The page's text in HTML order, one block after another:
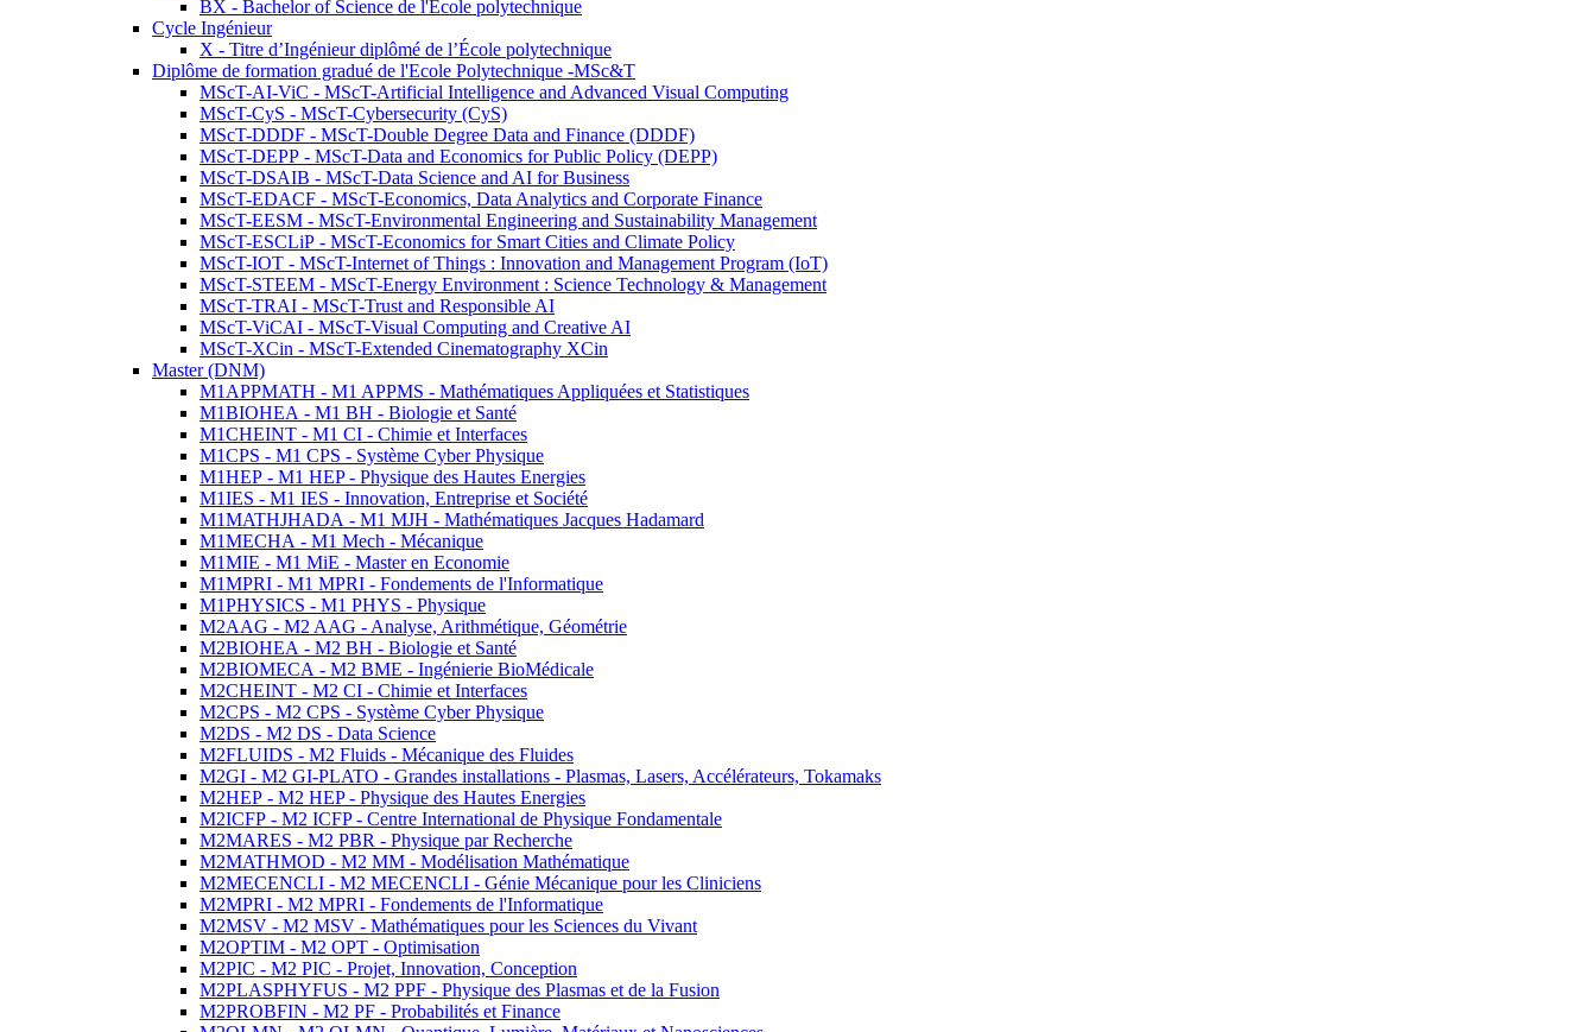
BX - Bachelor of Science de l'Ecole polytechnique
Cycle Ingénieur
X - Titre d’Ingénieur diplômé de l’École polytechnique
Diplôme de formation gradué de l'Ecole Polytechnique -MSc&T
MScT-AI-ViC - MScT-Artificial Intelligence and Advanced Visual Computing
MScT-CyS - MScT-Cybersecurity (CyS)
MScT-DDDF - MScT-Double Degree Data and Finance (DDDF)
MScT-DEPP - MScT-Data and Economics for Public Policy (DEPP)
MScT-DSAIB - MScT-Data Science and AI for Business
MScT-EDACF - MScT-Economics, Data Analytics and Corporate Finance
MScT-EESM - MScT-Environmental Engineering and Sustainability Management
MScT-ESCLiP - MScT-Economics for Smart Cities and Climate Policy
MScT-IOT - MScT-Internet of Things : Innovation and Management Program (IoT)
MScT-STEEM - MScT-Energy Environment : Science Technology & Management
MScT-TRAI - MScT-Trust and Responsible AI
MScT-ViCAI - MScT-Visual Computing and Creative AI
MScT-XCin - MScT-Extended Cinematography XCin
Master (DNM)
M1APPMATH - M1 APPMS - Mathématiques Appliquées et Statistiques
M1BIOHEA - M1 BH - Biologie et Santé
M1CHEINT - M1 CI - Chimie et Interfaces
M1CPS - M1 CPS - Système Cyber Physique
M1HEP - M1 HEP - Physique des Hautes Energies
M1IES - M1 IES - Innovation, Entreprise et Société
M1MATHJHADA - M1 MJH - Mathématiques Jacques Hadamard
M1MECHA - M1 Mech - Mécanique
M1MIE - M1 MiE - Master en Economie
M1MPRI - M1 MPRI - Fondements de l'Informatique
M1PHYSICS - M1 PHYS - Physique
M2AAG - M2 AAG - Analyse, Arithmétique, Géométrie
M2BIOHEA - M2 BH - Biologie et Santé
M2BIOMECA - M2 BME - Ingénierie BioMédicale
M2CHEINT - M2 CI - Chimie et Interfaces
M2CPS - M2 CPS - Système Cyber Physique
M2DS - M2 DS - Data Science
M2FLUIDS - M2 Fluids - Mécanique des Fluides
M2GI - M2 GI-PLATO - Grandes installations - Plasmas, Lasers, Accélérateurs, Tokamaks
M2HEP - M2 HEP - Physique des Hautes Energies
M2ICFP - M2 ICFP - Centre International de Physique Fondamentale
M2MARES - M2 PBR - Physique par Recherche
M2MATHMOD - M2 MM - Modélisation Mathématique
M2MECENCLI - M2 MECENCLI - Génie Mécanique pour les Cliniciens
M2MPRI - M2 MPRI - Fondements de l'Informatique
M2MSV - M2 MSV - Mathématiques pour les Sciences du Vivant
M2OPTIM - M2 OPT - Optimisation
M2PIC - M2 PIC - Projet, Innovation, Conception
M2PLASPHYFUS - M2 PPF - Physique des Plasmas et de la Fusion
M2PROBFIN - M2 PF - Probabilités et Finance